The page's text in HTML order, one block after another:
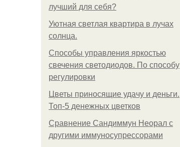
лучший для себя?
Уютная светлая квартира в лучах
солнца.
Способы управления яркостью
свечения светодиодов. По способу
регулировки
Цветы приносящие удачу и деньги.
Топ-5 денежных цветков
Сравнение Сандиммун Неорал с
другими иммуносупрессорами